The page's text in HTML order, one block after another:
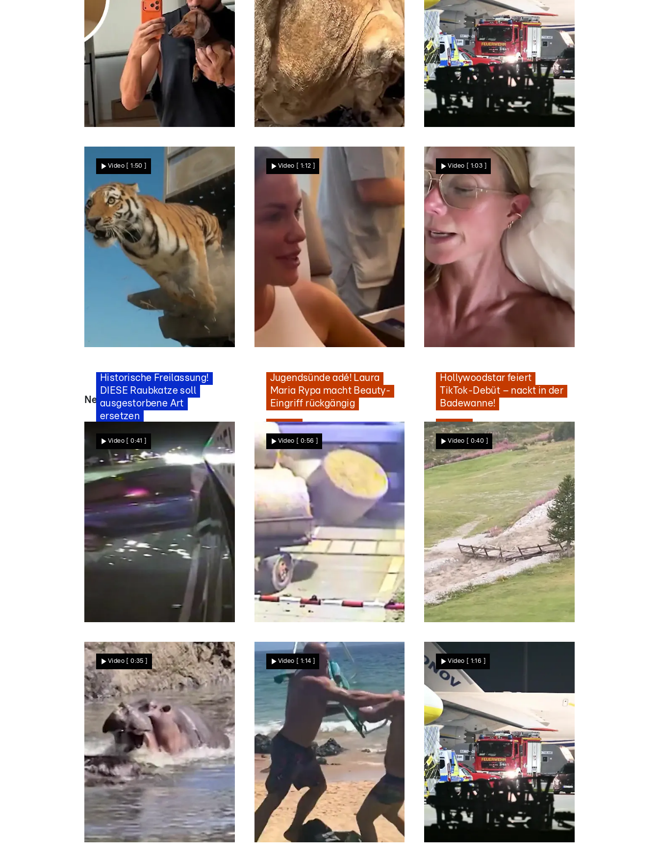
Krasse Typveränderung bei
Weltstar – Fans flippen
aus!
Star News
Kurz nach der Geburt!
Tigerbaby rollt ins
Löwengehege –
Raubkatzen reagieren SO
Nachrichten
Sprengstoff-Drohne am
Flughafen Leipzig entdeckt
– dann kollidiert DHL-Jet
mit Flugobjekt!
Nachrichten
Historische Freilassung!
DIESE Raubkatze soll
ausgestorbene Art
ersetzen
Nachrichten
Video [ 1:50 ]
Jugendsünde adé! Laura
Maria Rypa macht Beauty-
Eingriff rückgängig
Star News
Video [ 1:12 ]
Hollywoodstar feiert
TikTok-Debüt – nackt in der
Badewanne!
Star News
Video [ 1:03 ]
News - Videos
Autofahrerin will
ausweichen – und fliegt in
einen Linienbus!
Nachrichten
Video [ 0:41 ]
Betrunkener Traktorfahrer
bleibt auf Bahngleis stehen
– dann kommt der Zug!
Nachrichten
Video [ 0:56 ]
Naturgewalt am
Matterhorn! Sturzflut reißt
Brücke mit
Nachrichten
Video [ 0:40 ]
Video [ 0:35 ] Video [ 1:14 ] Video [ 1:16 ]